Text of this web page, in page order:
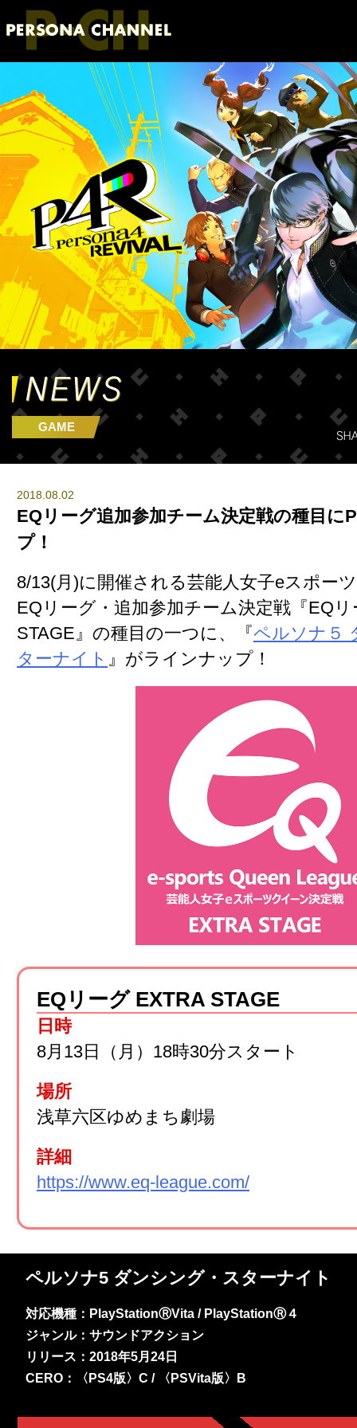
GAME
2018.08.02
EQリーグ追加参加チーム決定戦の種目に
プ！
8/13(月)に開催される芸能人女子eスポー
EQリーグ・追加参加チーム決定戦『EQ
STAGE』の種目の一つに、『ペルソナ５
ターナイト 』がラインナップ！
EQリーグ EXTRA STAGE
日時
8月13日（月）18時30分スタート
場所
浅草六区ゆめまち劇場
詳細
https://www.eq-league.com/
ペルソナ5 ダンシング・スターナイト
対応機種：PlayStationⓇVita / PlayStationⓇ４
ジャンル：サウンドアクション
リリース：2018年5月24日
CERO：〈PS4版〉C / 〈PSVita版〉B